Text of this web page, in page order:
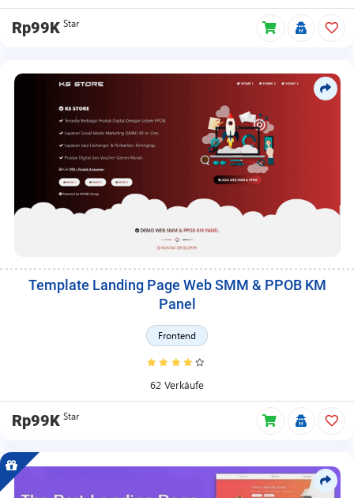
Rp99K Star
Template Landing Page Web SMM & PPOB KM
Panel
Frontend
62 Verkäufe
Rp99K Star